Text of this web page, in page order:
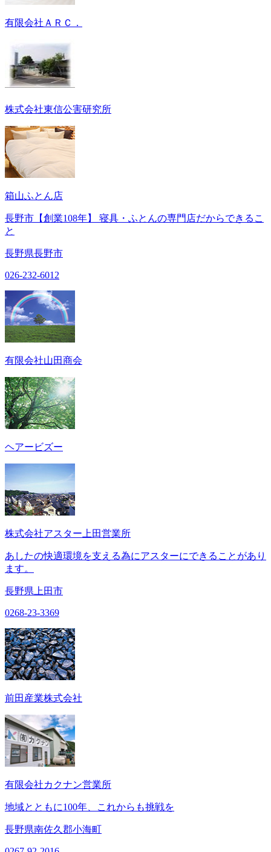
有限会社ＡＲＣ．
株式会社東信公害研究所
箱山ふとん店
長野市【創業108年】 寝具・ふとんの専門店だからできるこ
と
長野県長野市
026-232-6012
有限会社山田商会
ヘアービズー
株式会社アスター上田営業所
あしたの快適環境を支える為にアスターにできることがあり
ます。
長野県上田市
0268-23-3369
前田産業株式会社
有限会社カクナン営業所
地域とともに100年、これからも挑戦を
長野県南佐久郡小海町